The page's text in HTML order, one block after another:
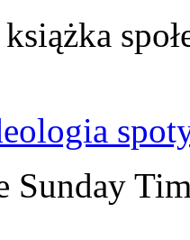
Sunday